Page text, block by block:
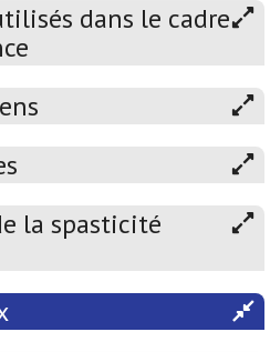
dans le cadre
la spasticité